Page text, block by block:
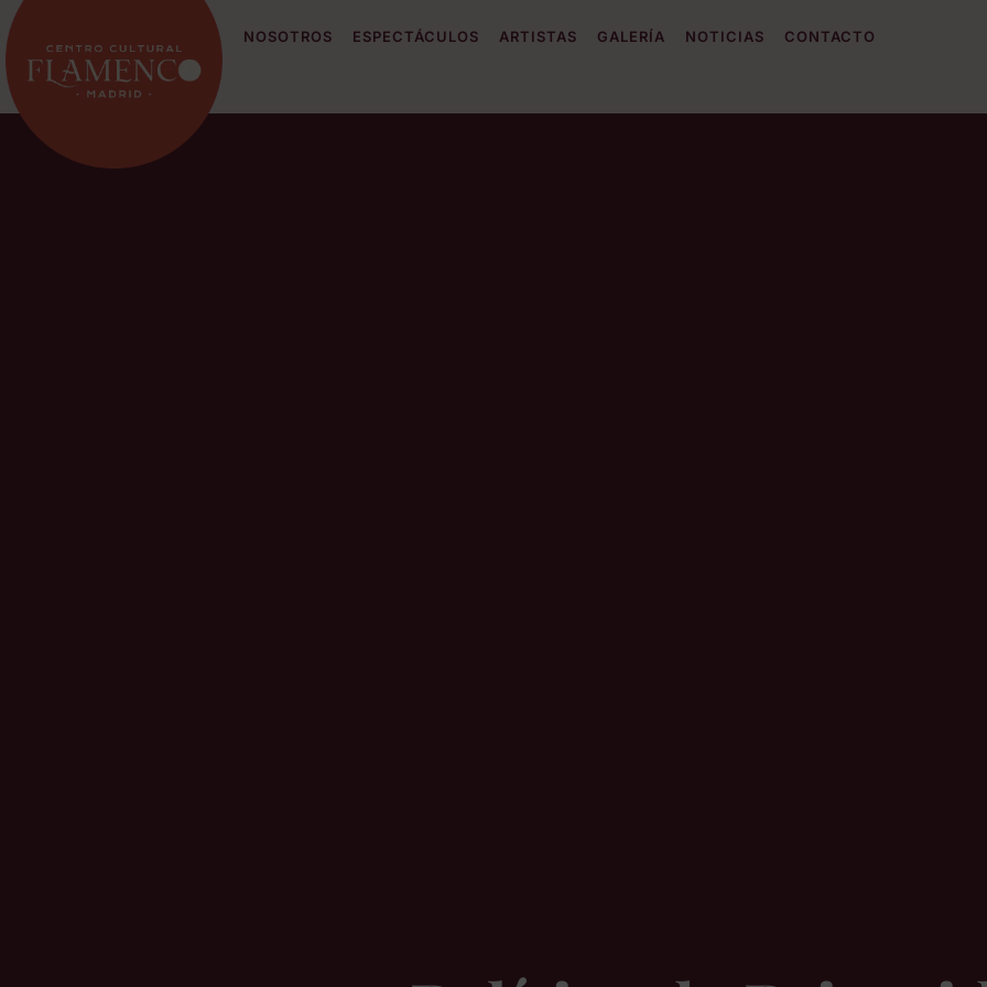
NOSOTROS ESPECTÁCULOS ARTISTAS GALERÍA NOTICIAS CONTACTO